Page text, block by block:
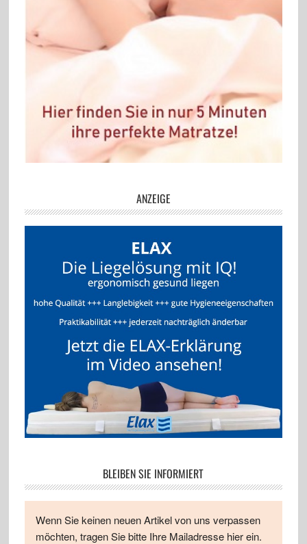
ANZEIGE
BLEIBEN SIE INFORMIERT
Wenn Sie keinen neuen Artikel von uns verpassen
möchten, tragen Sie bitte Ihre Mailadresse hier ein.